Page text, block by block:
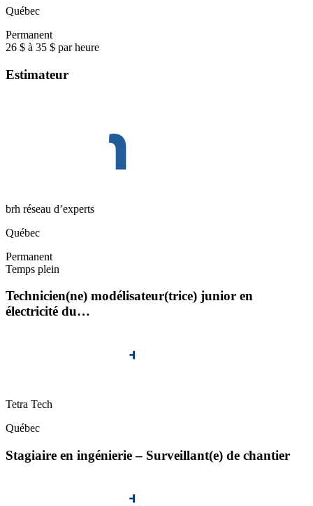
Québec
Permanent
26 $ à 35 $ par heure
Estimateur
brh réseau d’experts
Québec
Permanent
Temps plein
Technicien(ne) modélisateur(trice) junior en
électricité du…
Tetra Tech
Québec
Stagiaire en ingénierie – Surveillant(e) de chantier